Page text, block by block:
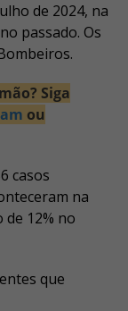
de 2024, na
passado. Os
ou
casos
na
12% no
que